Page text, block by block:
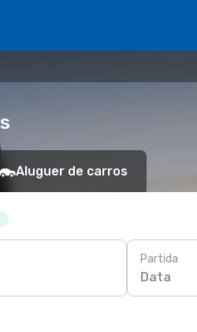
Aluguer de carros
Partida
Data